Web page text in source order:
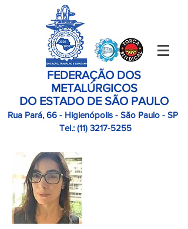
FEDERAÇÃO DOS
METALÚRGICOS
DO ESTADO DE SÃO PAULO
Rua Pará, 66 - Higienópolis - São Paulo - SP
Tel.: (11) 3217-5255